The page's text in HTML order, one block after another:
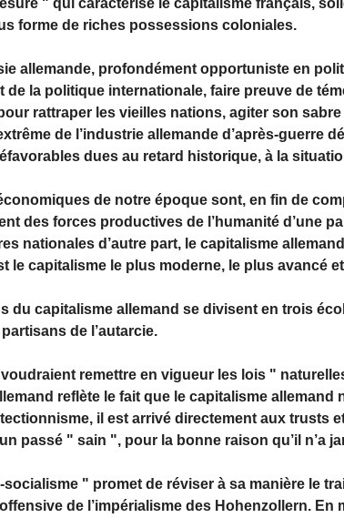
forme de riches possessions coloniales.
allemande, profondément opportuniste en
de la politique internationale, faire preuve de
rattraper les vieilles nations, agiter son
de l’industrie allemande d’après-guerre
dues au retard historique, à la
de notre époque sont, en fin de
des forces productives de l’humanité d’une
nationales d’autre part, le capitalisme
le capitalisme le plus moderne, le plus avancé
du capitalisme allemand se divisent en trois
de l’autarcie.
remettre en vigueur les lois "
reflète le fait que le capitalisme
il est arrivé directement aux trusts
passé " sain ", pour la bonne raison qu’il n’a
socialisme " promet de réviser à sa manière le
de l’impérialisme des Hohenzollern. En